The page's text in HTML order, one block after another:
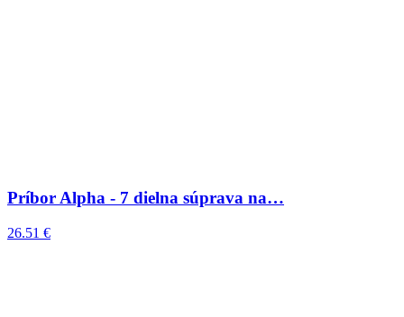
Príbor Alpha - 7 dielna súprava na…
26.51 €